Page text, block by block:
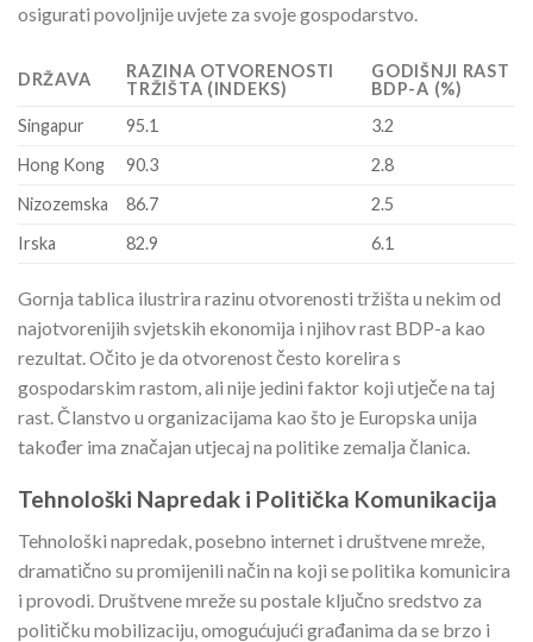
osigurati povoljnije uvjete za svoje gospodarstvo.
DRŽAVA
RAZINA OTVORENOSTI
TRŽIŠTA (INDEKS)
GODIŠNJI RAST
BDP-A (%)
Singapur
95.1
3.2
Hong Kong
90.3
2.8
Nizozemska
86.7
2.5
Irska
82.9 6.1
Gornja tablica ilustrira razinu otvorenosti tržišta u nekim od
najotvorenijih svjetskih ekonomija i njihov rast BDP-a kao
rezultat. Očito je da otvorenost često korelira s
gospodarskim rastom, ali nije jedini faktor koji utječe na taj
rast. Članstvo u organizacijama kao što je Europska unija
također ima značajan utjecaj na politike zemalja članica.
Tehnološki Napredak i Politička Komunikacija
Tehnološki napredak, posebno internet i društvene mreže,
dramatično su promijenili način na koji se politika komunicira
i provodi. Društvene mreže su postale ključno sredstvo za
političku mobilizaciju, omogućujući građanima da se brzo i